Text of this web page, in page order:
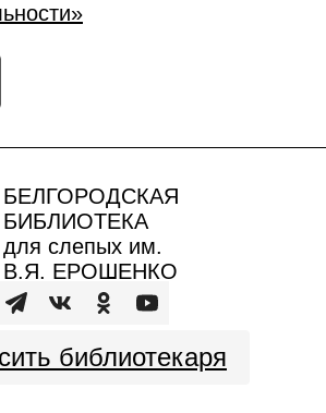
БЕЛГОРОДСКАЯ
БИБЛИОТЕКА
для слепых им.
В.Я. ЕРОШЕНКО
библиотекаря